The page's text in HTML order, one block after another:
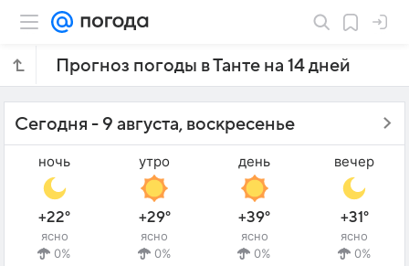
Прогноз погоды в Танте на 14 дней
Сегодня - 9 августа, воскресенье
ночь
+22°
ясно
0%
утро
+29°
ясно
0%
день
+39°
ясно
0%
вечер
+31°
ясно
0%